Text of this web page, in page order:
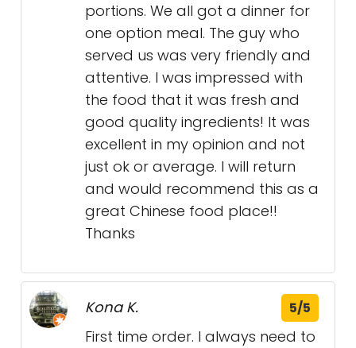
portions. We all got a dinner for
one option meal. The guy who
served us was very friendly and
attentive. I was impressed with
the food that it was fresh and
good quality ingredients! It was
excellent in my opinion and not
just ok or average. I will return
and would recommend this as a
great Chinese food place!!
Thanks
Kona K. 5/5
First time order. I always need to